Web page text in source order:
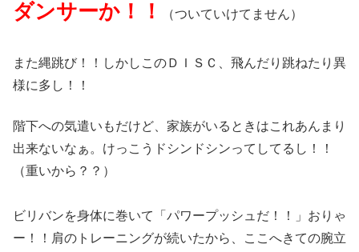
ダンサーか！！ （ついていけてません）
また縄跳び！！しかしこのＤＩＳＣ、飛んだり跳ねたり異
様に多し！！
階下への気遣いもだけど、家族がいるときはこれあんまり
出来ないなぁ。けっこうドシンドシンってしてるし！！
（重いから？？）
ビリバンを身体に巻いて「パワープッシュだ！！」おりゃ
ー！！肩のトレーニングが続いたから、ここへきての腕立